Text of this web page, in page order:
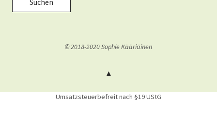
Suchen
© 2018-2020 Sophie Kääriäinen
Umsatzsteuerbefreit nach §19 UStG